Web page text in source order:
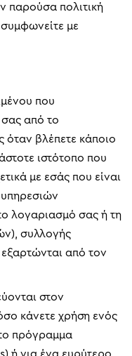
παρούσα πολιτική
με
που
σας από το
όταν βλέπετε κάποιο
ιστότοπο που
με εσάς που είναι
λογαριασμό σας ή τη
συλλογής
εξαρτώνται από τον
στον
κάνετε χρήση ενός
το πρόγραμμα